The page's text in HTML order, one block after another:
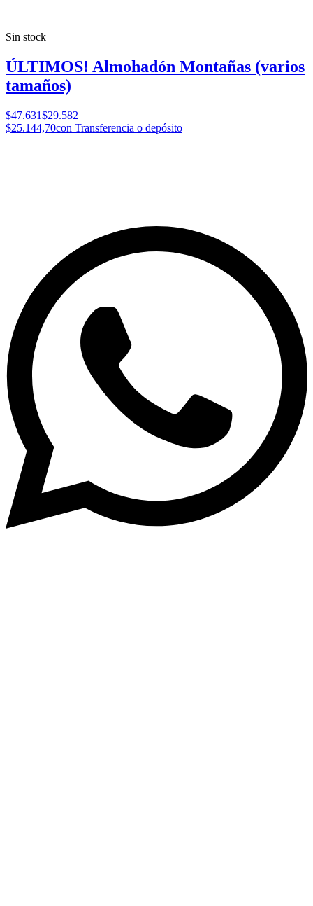
Sin stock
ÚLTIMOS! Almohadón Montañas (varios
tamaños)
$47.631$29.582
$25.144,70con Transferencia o depósito